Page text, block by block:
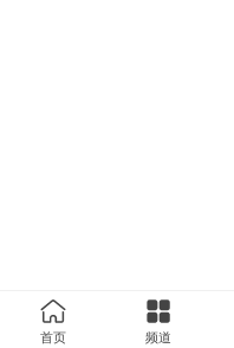
首页 频道